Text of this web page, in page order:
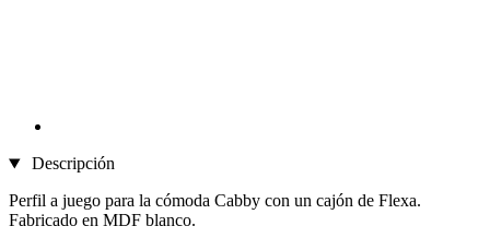
Descripción
Perfil a juego para la cómoda Cabby con un cajón de Flexa.
Fabricado en MDF blanco.